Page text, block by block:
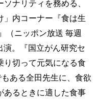
ナリティを務める、
内コーナー『食は生
（ニッポン放送 毎週
演。『国立がん研究セ
り切って元気になる食
ある全田先生に、食欲
あるときに適した食事